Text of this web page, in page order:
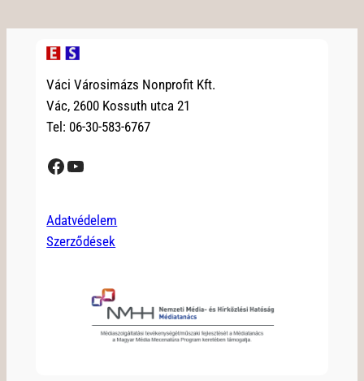
Váci Városimázs Nonprofit Kft.
Vác, 2600 Kossuth utca 21
Tel: 06-30-583-6767
Facebook YouTube
Adatvédelem
Szerződések